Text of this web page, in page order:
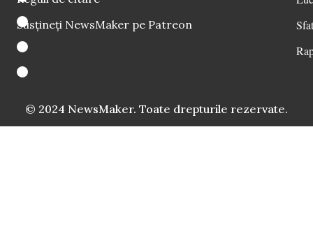
Susțineți NewsMaker pe Patreon
© 2024 NewsMaker. Toate drepturile rezervate.